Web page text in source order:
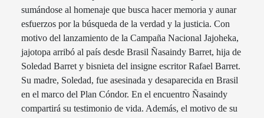
sumándose al homenaje que busca hacer memoria y aunar
esfuerzos por la búsqueda de la verdad y la justicia. Con
motivo del lanzamiento de la Campaña Nacional Jajoheka,
jajotopa arribó al país desde Brasil Ñasaindy Barret, hija de
Soledad Barret y bisnieta del insigne escritor Rafael Barret.
Su madre, Soledad, fue asesinada y desaparecida en Brasil
en el marco del Plan Cóndor. En el encuentro Ñasaindy
compartirá su testimonio de vida. Además, el motivo de su